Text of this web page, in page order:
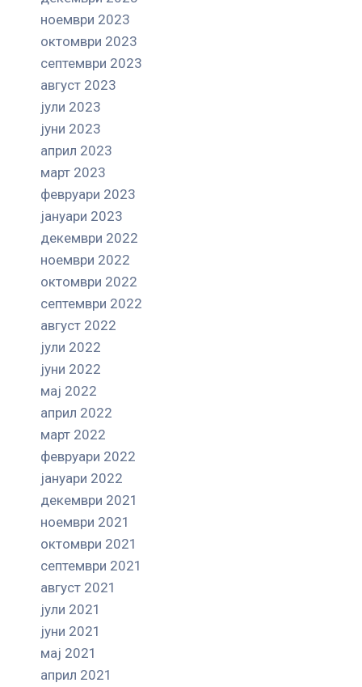
ноември 2023
октомври 2023
септември 2023
август 2023
јули 2023
јуни 2023
април 2023
март 2023
февруари 2023
јануари 2023
декември 2022
ноември 2022
октомври 2022
септември 2022
август 2022
јули 2022
јуни 2022
мај 2022
април 2022
март 2022
февруари 2022
јануари 2022
декември 2021
ноември 2021
октомври 2021
септември 2021
август 2021
јули 2021
јуни 2021
мај 2021
април 2021